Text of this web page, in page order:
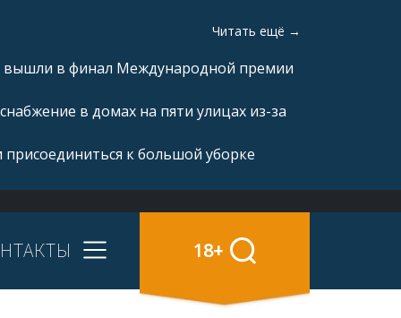
Читать ещё →
вышли в финал Международной премии
в домах на пяти улицах из-за
к большой уборке
18+